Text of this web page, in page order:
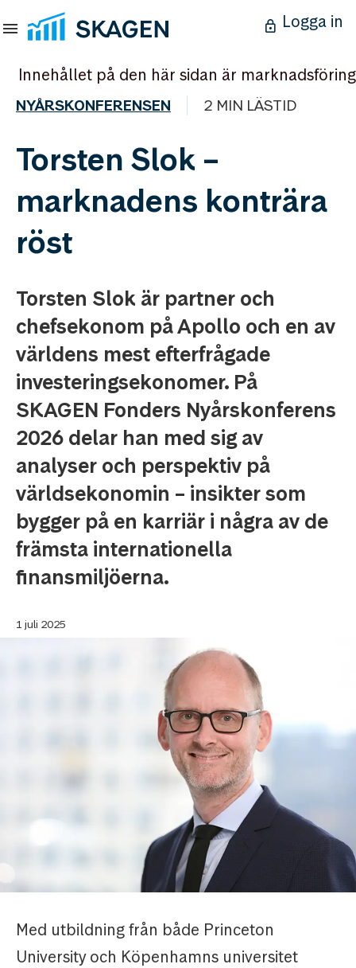
Logga in
Innehållet på den här sidan är marknadsföring
NYÅRSKONFERENSEN 2 MIN LÄSTID
Torsten Slok –
marknadens konträra
röst
Torsten Slok är partner och
chefsekonom på Apollo och en av
världens mest efterfrågade
investeringsekonomer. På
SKAGEN Fonders Nyårskonferens
2026 delar han med sig av
analyser och perspektiv på
världsekonomin – insikter som
bygger på en karriär i några av de
främsta internationella
finansmiljöerna.
1 juli 2025
Med utbildning från både Princeton
University och Köpenhamns universitet